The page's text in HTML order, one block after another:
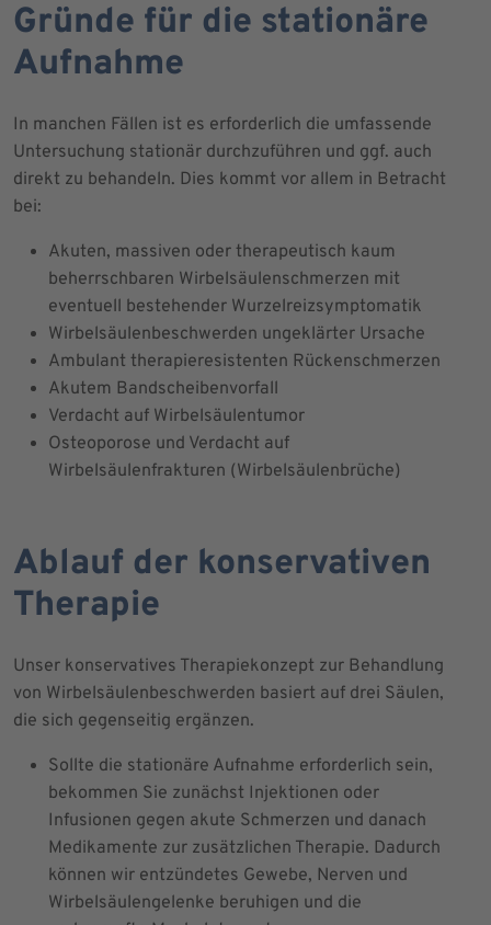
Gründe für die stationäre
Aufnahme
In manchen Fällen ist es erforderlich die umfassende
Untersuchung stationär durchzuführen und ggf. auch
direkt zu behandeln. Dies kommt vor allem in Betracht
bei:
Akuten, massiven oder therapeutisch kaum
beherrschbaren Wirbelsäulenschmerzen mit
eventuell bestehender Wurzelreizsymptomatik
Wirbelsäulenbeschwerden ungeklärter Ursache
Ambulant therapieresistenten Rückenschmerzen
Akutem Bandscheibenvorfall
Verdacht auf Wirbelsäulentumor
Osteoporose und Verdacht auf
Wirbelsäulenfrakturen (Wirbelsäulenbrüche)
Ablauf der konservativen
Therapie
Unser konservatives Therapiekonzept zur Behandlung
von Wirbelsäulenbeschwerden basiert auf drei Säulen,
die sich gegenseitig ergänzen.
Sollte die stationäre Aufnahme erforderlich sein,
bekommen Sie zunächst Injektionen oder
Infusionen gegen akute Schmerzen und danach
Medikamente zur zusätzlichen Therapie. Dadurch
können wir entzündetes Gewebe, Nerven und
Wirbelsäulengelenke beruhigen und die